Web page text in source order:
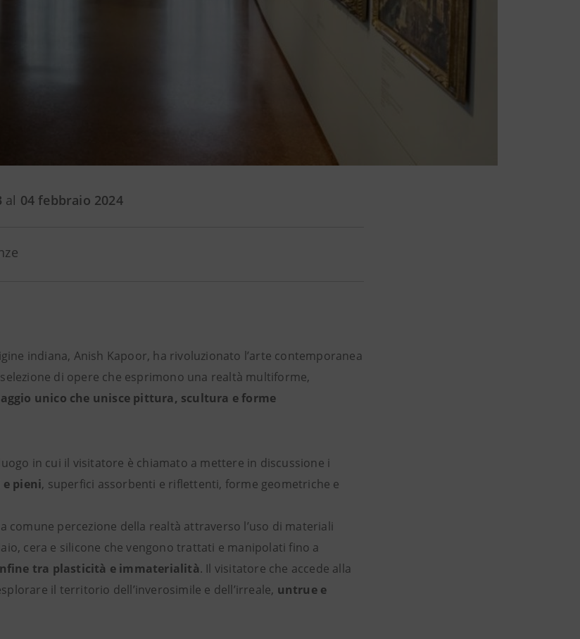
al 04 febbraio 2024
indiana, Anish Kapoor, ha rivoluzionato l’arte contemporanea
di opere che esprimono una realtà multiforme,
unico che unisce pittura, scultura e forme
in cui il visitatore è chiamato a mettere in discussione i
pieni, superfici assorbenti e riflettenti, forme geometriche e
comune percezione della realtà attraverso l’uso di materiali
cera e silicone che vengono trattati e manipolati fino a
tra plasticità e immaterialità. Il visitatore che accede alla
il territorio dell’inverosimile e dell’irreale, untrue e